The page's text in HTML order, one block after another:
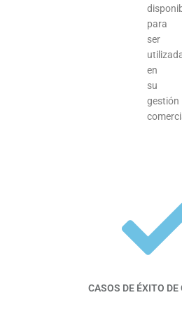
para
ser
en
su
gestión
CASOS DE ÉXITO DE